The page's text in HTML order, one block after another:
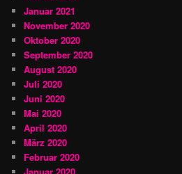
Januar 2021
November 2020
Oktober 2020
September 2020
August 2020
Juli 2020
Juni 2020
Mai 2020
April 2020
März 2020
Februar 2020